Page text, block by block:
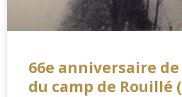
66e anniversaire
du camp de Rouillé